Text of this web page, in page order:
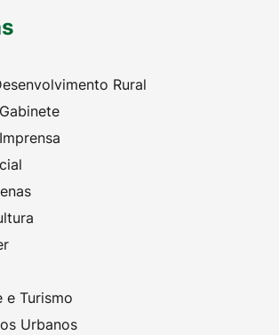
Rural
e Turismo
Urbanos